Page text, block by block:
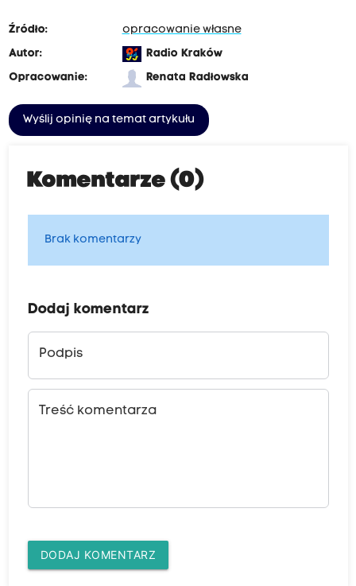
Źródło:
opracowanie własne
Autor:
Radio Kraków
Opracowanie:
Renata Radłowska
Wyślij opinię na temat artykułu
Komentarze (0)
Brak komentarzy
Dodaj komentarz
Podpis
Treść komentarza
DODAJ KOMENTARZ